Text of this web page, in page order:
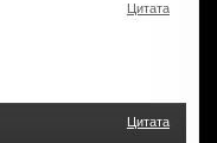
Цитата
Цитата